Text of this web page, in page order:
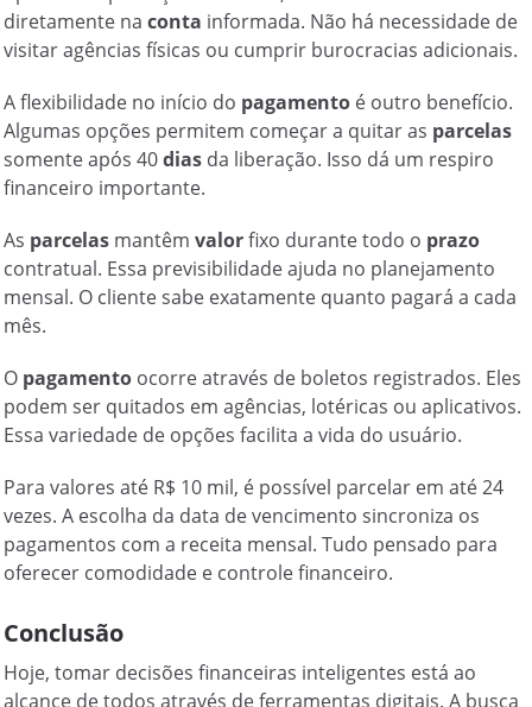
diretamente naconta informada. Não há necessidade de
visitar agências físicas ou cumprir burocracias adicionais.
A flexibilidade no início do pagamento é outro benefício.
Algumas opções permitem começar a quitar as parcelas
somente após 40dias da liberação. Isso dá um respiro
financeiro importante.
As parcelas mantêmvalorfixo durante todo o prazo
contratual. Essa previsibilidade ajuda no planejamento
mensal. O cliente sabe exatamente quanto pagará a cada
mês.
O pagamento ocorre através de boletos registrados. Eles
podem ser quitados em agências, lotéricas ou aplicativos.
Essa variedade de opções facilita a vida do usuário.
Para valores até R$ 10 mil, é possível parcelar em até 24
vezes. A escolha da data de vencimento sincroniza os
pagamentos com a receita mensal. Tudo pensado para
oferecer comodidade e controle financeiro.
Conclusão
Hoje, tomar decisões financeiras inteligentes está ao
alcance de todos através de ferramentas digitais. A busca